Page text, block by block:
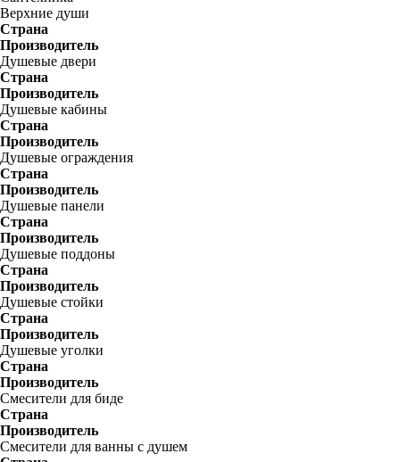
Верхние души
Страна
Производитель
Душевые двери
Страна
Производитель
Душевые кабины
Страна
Производитель
Душевые ограждения
Страна
Производитель
Душевые панели
Страна
Производитель
Душевые поддоны
Страна
Производитель
Душевые стойки
Страна
Производитель
Душевые уголки
Страна
Производитель
Смесители для биде
Страна
Производитель
Смесители для ванны с душем